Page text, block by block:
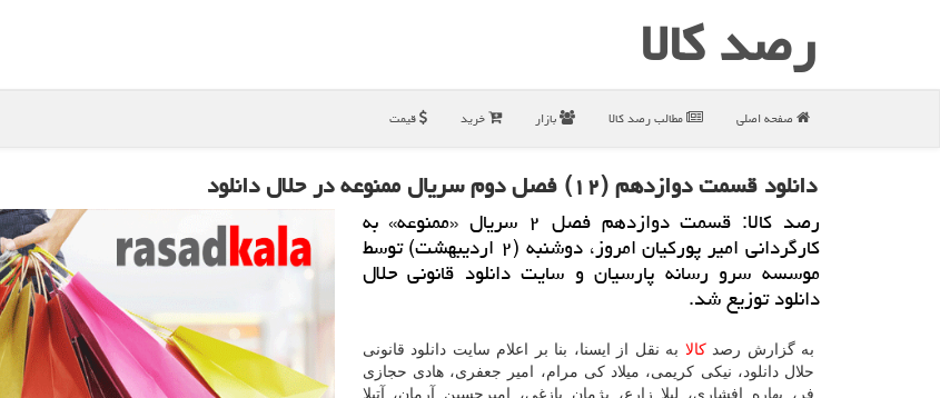
رصد كالا
صفحه اصلی مطالب رصد كالا بازار خرید قیمت
دانلود قسمت دوازدهم (۱۲) فصل دوم سریال ممنوعه در حلال دانلود
رصد كالا: قسمت دوازدهم فصل ۲ سریال «ممنوعه» به
كارگردانی امیر پوركیان امروز، دوشنبه (۲ اردیبهشت) توسط
موسسه سرو رسانه پارسیان و سایت دانلود قانونی حلال
دانلود توزیع شد.
به گزارش رصدكالا به نقل از ایسنا، بنا بر اعلام سایت دانلود قانونی
حلال دانلود، نیكی كریمی، میلاد كی مرام، امیر جعفری، هادی حجازی
فر، بهاره افشاری، لیلا زارع، پژمان بازغی، امیرحسین آرمان، آتیلا